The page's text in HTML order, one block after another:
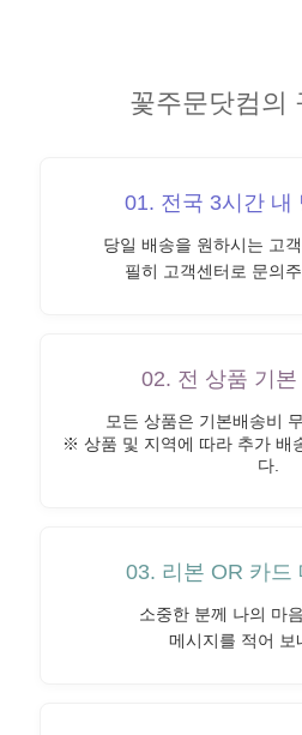
꽃주문닷컴의
01. 전국 3시간 내
당일 배송을 원하시는 고
필히 고객센터로 문의
02. 전 상품 기
모든 상품은 기본배송비
※ 상품 및 지역에 따라 추가 배
다.
03. 리본 OR 카드
소중한 분께 나의 마
메시지를 적어 보